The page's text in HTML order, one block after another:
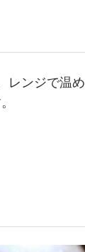
レンジで温